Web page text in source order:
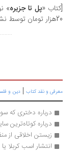
«پل تا جزیره
...............
.
و نقد کتاب|دین و فلسفه|
درباره دختری که سوار
درباره کوتاه‌ترین سایه
زیستن اخلاقی از منظر
انتشار اسب کربلا یا